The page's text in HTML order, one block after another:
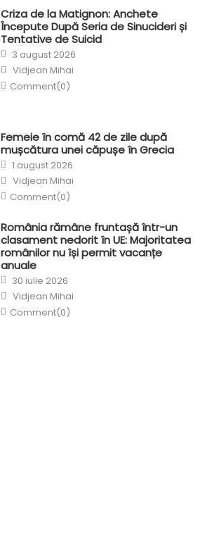
Criza de la Matignon: Anchete
Începute După Seria de Sinucideri și
Tentative de Suicid
Posted
on
3 august 2026
Author
Vidjean Mihai
Comment(0)
Femeie în comă 42 de zile după
mușcătura unei căpușe în Grecia
Posted
on
1 august 2026
Author
Vidjean Mihai
Comment(0)
România rămâne fruntașă într-un
clasament nedorit în UE: Majoritatea
românilor nu își permit vacanțe
anuale
Posted
on
30 iulie 2026
Author
Vidjean Mihai
Comment(0)